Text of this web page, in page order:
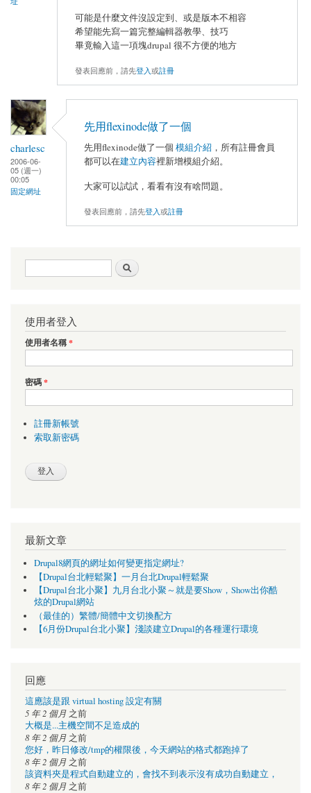
可能是什麼文件沒設定到、或是版本不相容
希望能先寫一篇完整編輯器教學、技巧
畢竟輸入這一項塊drupal 很不方便的地方
發表回應前，請先登入或註冊
charlesc
2006-06-
05 (週一)
00:05
固定網址
先用flexinode做了一個
先用flexinode做了一個 模組介紹 ，所有註冊會員
都可以在建立內容裡新增模組介紹。
大家可以試試，看看有沒有啥問題。
發表回應前，請先登入或註冊
搜尋表單
使用者登入
使用者名稱*
密碼*
註冊新帳號
索取新密碼
最新文章
Drupal8網頁的網址如何變更指定網址?
【Drupal台北輕鬆聚】一月台北Drupal輕鬆聚
【Drupal台北小聚】九月台北小聚～就是要Show，Show出你酷
炫的Drupal網站
（最佳的）繁體/簡體中文切換配方
【6月份Drupal台北小聚】淺談建立Drupal的各種運行環境
回應
這應該是跟 virtual hosting 設定有關
5 年 2 個月 之前
大概是...主機空間不足造成的
8 年 2 個月 之前
您好，昨日修改/tmp的權限後，今天網站的格式都跑掉了
8 年 2 個月 之前
該資料夾是程式自動建立的，會找不到表示沒有成功自動建立，
8 年 2 個月 之前